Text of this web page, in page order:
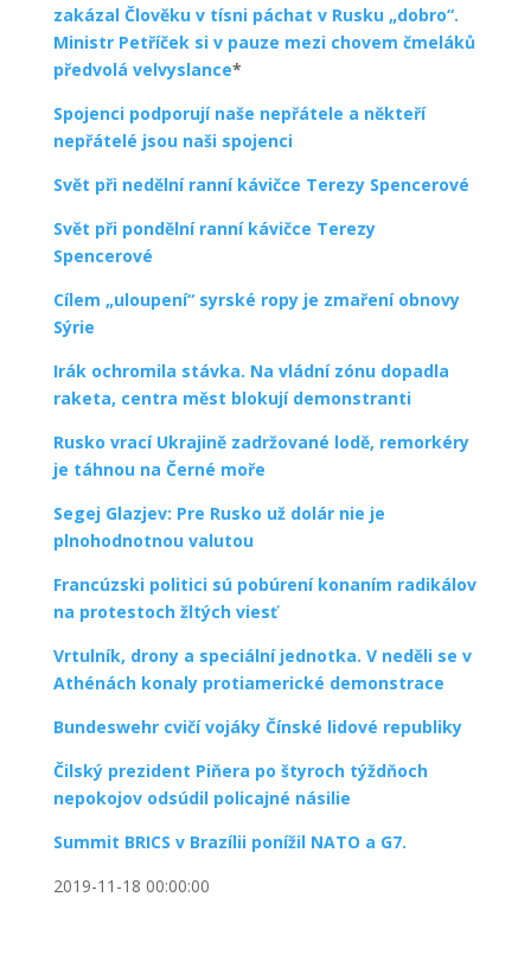
zakázal Člověku v tísni páchat v Rusku „dobro“.
Ministr Petříček si v pauze mezi chovem čmeláků
předvolá velvyslance*
Spojenci podporují naše nepřátele a někteří
nepřátelé jsou naši spojenci
Svět při nedělní ranní kávičce Terezy Spencerové
Svět při pondělní ranní kávičce Terezy
Spencerové
Cílem „uloupení“ syrské ropy je zmaření obnovy
Sýrie
Irák ochromila stávka. Na vládní zónu dopadla
raketa, centra měst blokují demonstranti
Rusko vrací Ukrajině zadržované lodě, remorkéry
je táhnou na Černé moře
Segej Glazjev: Pre Rusko už dolár nie je
plnohodnotnou valutou
Francúzski politici sú pobúrení konaním radikálov
na protestoch žltých viesť
Vrtulník, drony a speciální jednotka. V neděli se v
Athénách konaly protiamerické demonstrace
Bundeswehr cvičí vojáky Čínské lidové republiky
Čilský prezident Piňera po štyroch týždňoch
nepokojov odsúdil policajné násilie
Summit BRICS v Brazílii ponížil NATO a G7.
2019-11-18 00:00:00